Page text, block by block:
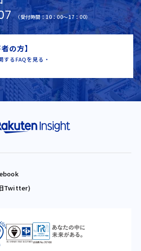
（受付時間：10：00～17：00）
の方】
するFAQを見る・
Twitter)